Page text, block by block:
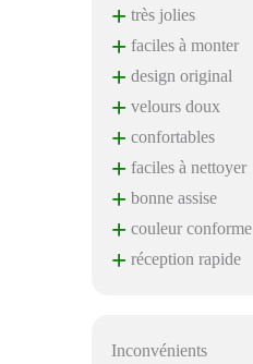
+ très jolies
+ faciles à monter
+ design original
+ velours doux
+ confortables
+ faciles à nettoyer
+ bonne assise
+ couleur conforme
+ réception rapide
Inconvénients